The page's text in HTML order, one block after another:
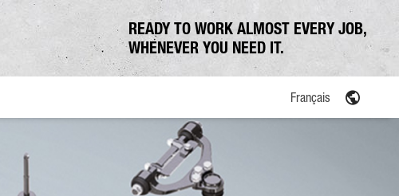
READY TO WORK ALMOST EVERY JOB,
WHENEVER YOU NEED IT.
Utilisation communale
Français